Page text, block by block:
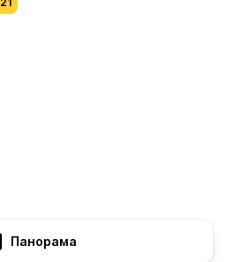
Панорама